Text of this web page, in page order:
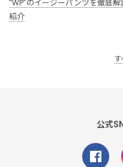
“WP”のイージーパンツを徹底
紹介
す
公式